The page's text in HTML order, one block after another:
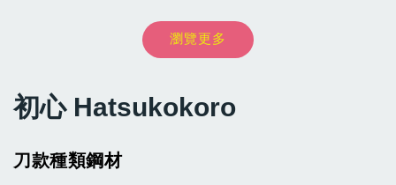
+NT$ 899
瀏覽更多
初心 Hatsukokoro
刀款種類鋼材